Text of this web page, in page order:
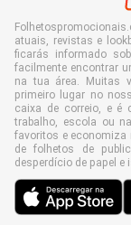
atuais, revistas e
ficarás informado
facilmente encontrar
na tua área. Muitas
primeiro lugar no
caixa de correio, e é
trabalho, escola ou
favoritos e economiza
de folhetos de
desperdício de papel e